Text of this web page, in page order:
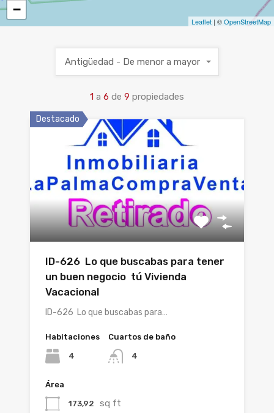
−
Leaflet | ©OpenStreetMap
1 a 6 de 9 propiedades
Antigüedad - De menor a mayor
Destacado
ID-626 Lo que buscabas para tener
un buen negocio tú Vivienda
Vacacional
ID-626 Lo que buscabas para…
Habitaciones
4
Cuartos de baño
4
Área
173,92 sq ft